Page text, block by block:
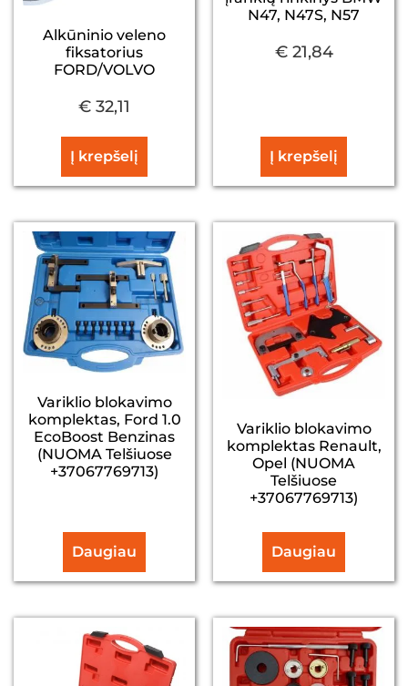
Alkūninio veleno
fiksatorius
FORD/VOLVO
€ 32,11
Į krepšelį
N47, N47S, N57
€21,84
Į krepšelį
Variklio blokavimo
komplektas, Ford 1.0
EcoBoost Benzinas
(NUOMA Telšiuose
+37067769713)
Daugiau
Variklio blokavimo
komplektas Renault,
Opel (NUOMA
Telšiuose
+37067769713)
Daugiau